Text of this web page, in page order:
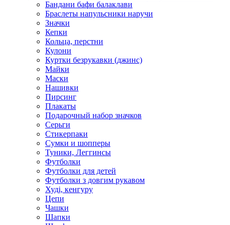
Бандани бафи балаклави
Браслеты напульсники наручи
Значки
Кепки
Кольца, перстни
Кулони
Куртки безрукавки (джинс)
Майки
Маски
Нашивки
Пирсинг
Плакаты
Подарочный набор значков
Серьги
Стикерпаки
Сумки и шопперы
Туники, Леггинсы
Футболки
Футболки для детей
Футболки з довгим рукавом
Худі, кенгуру
Цепи
Чашки
Шапки